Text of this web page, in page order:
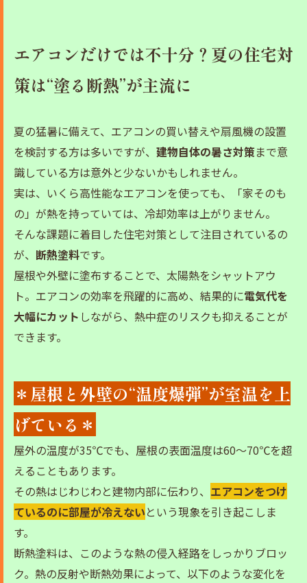
エアコンだけでは不十分？夏の住宅対
策は“塗る断熱”が主流に
夏の猛暑に備えて、エアコンの買い替えや扇風機の設置
を検討する方は多いですが、 建物自体の暑さ対策まで意
識している方は意外と少ないかもしれません。
実は、いくら高性能なエアコンを使っても、「家そのも
の」が熱を持っていては、冷却効率は上がりません。
そんな課題に着目した住宅対策として注目されているの
が、 断熱塗料です。
屋根や外壁に塗布することで、太陽熱をシャットアウ
ト。エアコンの効率を飛躍的に高め、結果的に電気代を
大幅にカット しながら、熱中症のリスクも抑えることが
できます。
＊屋根と外壁の“温度爆弾”が室温を上
げている＊
屋外の温度が35℃でも、屋根の表面温度は60〜70℃を超
えることもあります。
その熱はじわじわと建物内部に伝わり、 エアコンをつけ
ているのに部屋が冷えないという現象を引き起こしま
す。
断熱塗料は、このような熱の侵入経路をしっかりブロッ
ク。熱の反射や断熱効果によって、以下のような変化を